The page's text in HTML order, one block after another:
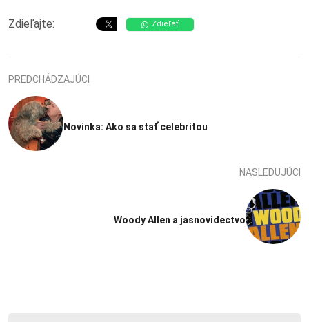
Zdieľajte: Zdieľať
PREDCHÁDZAJÚCI
Novinka: Ako sa stať celebritou
NASLEDUJÚCI
Woody Allen a jasnovidectvo